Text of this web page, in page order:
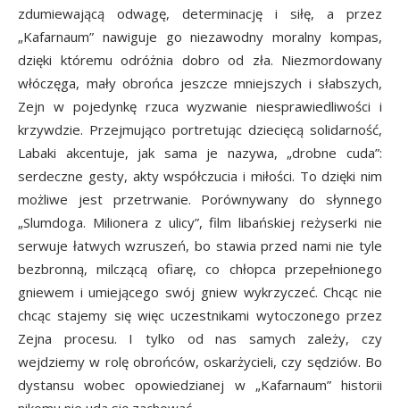
zdumiewającą odwagę, determinację i siłę, a przez
„Kafarnaum” nawiguje go niezawodny moralny kompas,
dzięki któremu odróżnia dobro od zła. Niezmordowany
włóczęga, mały obrońca jeszcze mniejszych i słabszych,
Zejn w pojedynkę rzuca wyzwanie niesprawiedliwości i
krzywdzie. Przejmująco portretując dziecięcą solidarność,
Labaki akcentuje, jak sama je nazywa, „drobne cuda”:
serdeczne gesty, akty współczucia i miłości. To dzięki nim
możliwe jest przetrwanie. Porównywany do słynnego
„Slumdoga. Milionera z ulicy”, film libańskiej reżyserki nie
serwuje łatwych wzruszeń, bo stawia przed nami nie tyle
bezbronną, milczącą ofiarę, co chłopca przepełnionego
gniewem i umiejącego swój gniew wykrzyczeć. Chcąc nie
chcąc stajemy się więc uczestnikami wytoczonego przez
Zejna procesu. I tylko od nas samych zależy, czy
wejdziemy w rolę obrońców, oskarżycieli, czy sędziów. Bo
dystansu wobec opowiedzianej w „Kafarnaum” historii